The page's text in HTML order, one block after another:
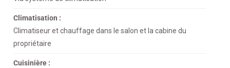
Climatisation :
Climatiseur et chauffage dans le salon et la cabine du
propriétaire
Cuisinière :